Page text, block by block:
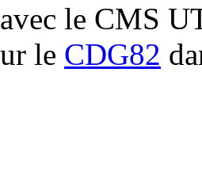
le CMS
le CDG82